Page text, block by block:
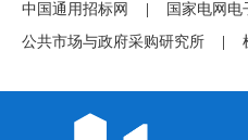
中国通用招标网
国家电网电
公共市场与政府采购研究所